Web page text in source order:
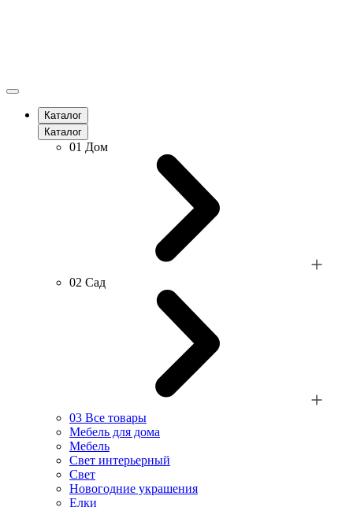
Каталог
Каталог
01 Дом
02 Сад
03 Все товары
Мебель для дома
Мебель
Свет интерьерный
Свет
Новогодние украшения
Елки